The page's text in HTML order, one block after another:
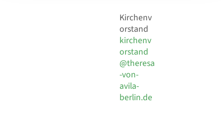
Kirchenv
orstand
kirchenv
orstand
@theresa
-von-
avila-
berlin.de